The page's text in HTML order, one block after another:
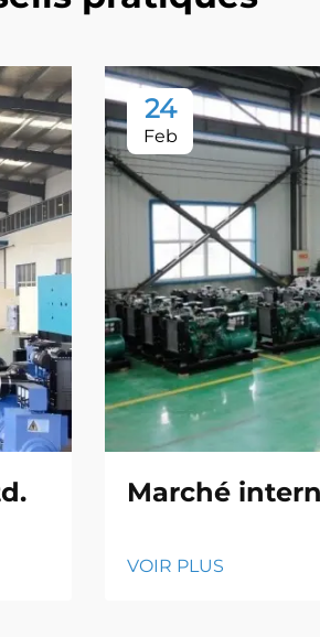
24
Feb
Marché
VOIR PLUS